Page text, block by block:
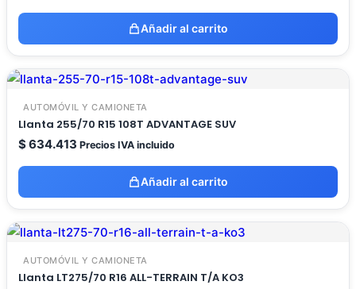
Añadir al carrito
AUTOMÓVIL Y CAMIONETA
Llanta 255/70 R15 108T ADVANTAGE SUV
$634.413 Precios IVA incluido
Añadir al carrito
AUTOMÓVIL Y CAMIONETA
Llanta LT275/70 R16 ALL-TERRAIN T/A KO3